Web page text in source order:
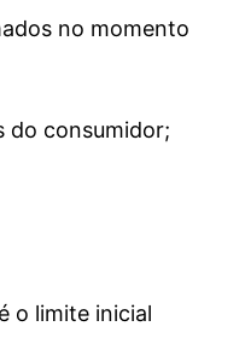
no momento
do consumidor;
o limite inicial